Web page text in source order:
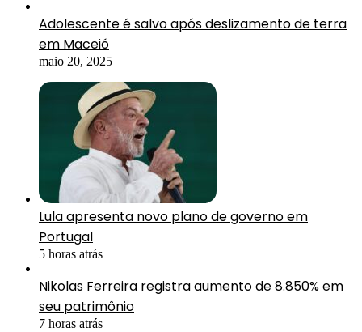
Adolescente é salvo após deslizamento de terra
em Maceió
maio 20, 2025
Lula apresenta novo plano de governo em
Portugal
5 horas atrás
Nikolas Ferreira registra aumento de 8.850% em
seu patrimônio
7 horas atrás